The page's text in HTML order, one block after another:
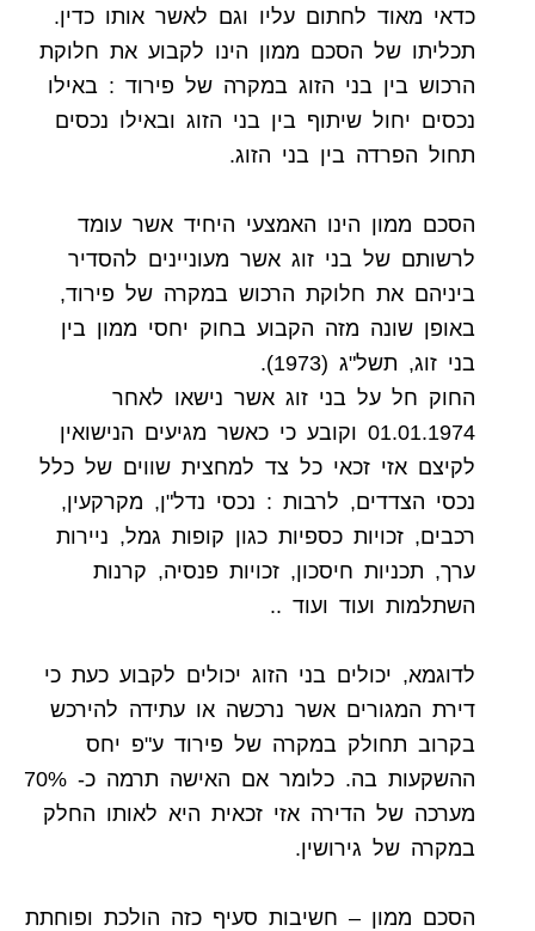
כדאי מאוד לחתום עליו וגם לאשר אותו כדין.
תכליתו של הסכם ממון הינו לקבוע את חלוקת
הרכוש בין בני הזוג במקרה של פירוד : באילו
נכסים יחול שיתוף בין בני הזוג ובאילו נכסים
תחול הפרדה בין בני הזוג.
הסכם ממון הינו האמצעי היחיד אשר עומד
לרשותם של בני זוג אשר מעוניינים להסדיר
ביניהם את חלוקת הרכוש במקרה של פירוד,
באופן שונה מזה הקבוע בחוק יחסי ממון בין
בני זוג, תשל"ג (1973).
החוק חל על בני זוג אשר נישאו לאחר
01.01.1974 וקובע כי כאשר מגיעים הנישואין
לקיצם אזי זכאי כל צד למחצית שווים של כלל
נכסי הצדדים, לרבות : נכסי נדל"ן, מקרקעין,
רכבים, זכויות כספיות כגון קופות גמל, ניירות
ערך, תכניות חיסכון, זכויות פנסיה, קרנות
השתלמות ועוד ועוד ..
לדוגמא, יכולים בני הזוג יכולים לקבוע כעת כי
דירת המגורים אשר נרכשה או עתידה להירכש
בקרוב תחולק במקרה של פירוד ע"פ יחס
ההשקעות בה. כלומר אם האישה תרמה כ- 70%
מערכה של הדירה אזי זכאית היא לאותו החלק
במקרה של גירושין.
הסכם ממון – חשיבות סעיף כזה הולכת ופוחתת